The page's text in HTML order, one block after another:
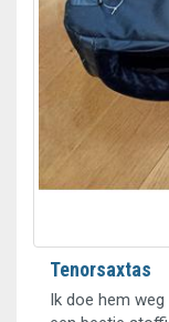
Tenorsaxtas
Ik doe hem